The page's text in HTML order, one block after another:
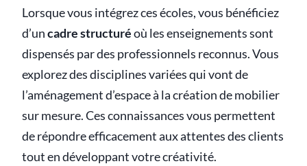
Lorsque vous intégrez ces écoles, vous bénéficiez
d’uncadre structuréoù les enseignements sont
dispensés par des professionnels reconnus. Vous
explorez des disciplines variées qui vont de
l’aménagement d’espace à la création de mobilier
sur mesure. Ces connaissances vous permettent
de répondre efficacement aux attentes des clients
tout en développant votre créativité.